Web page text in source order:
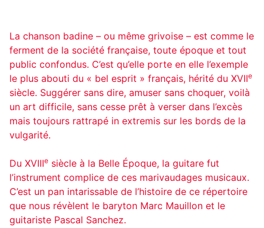
La chanson badine – ou même grivoise – est comme le
ferment de la société française, toute époque et tout
public confondus. C’est qu’elle porte en elle l’exemple
le plus abouti du « bel esprit » français, hérité du XVIIe
siècle. Suggérer sans dire, amuser sans choquer, voilà
un art difficile, sans cesse prêt à verser dans l’excès
mais toujours rattrapé in extremis sur les bords de la
vulgarité.
Du XVIIIe siècle à la Belle Époque, la guitare fut
l’instrument complice de ces marivaudages musicaux.
C’est un pan intarissable de l’histoire de ce répertoire
que nous révèlent le baryton Marc Mauillon et le
guitariste Pascal Sanchez.